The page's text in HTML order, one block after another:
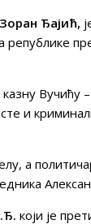
Зоран Ђајић,
републике
Вучићу
и
а
који је